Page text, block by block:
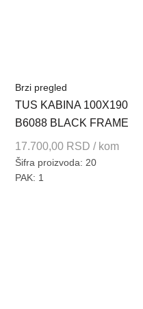
Brzi pregled
TUS KABINA 100X190
B6088 BLACK FRAME
17.700,00 RSD / kom
Šifra proizvoda: 20
PAK: 1